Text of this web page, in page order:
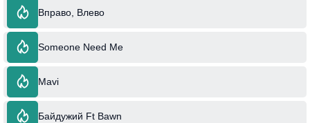
Вправо, Влево
Someone Need Me
Mavi
Байдужий Ft Bawn